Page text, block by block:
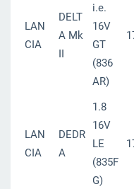
LAN
CIA
DELT
A Mk
II
i.e.
16V
GT
(836
AR)
LAN
CIA
DEDR
A
1.8
16V
LE
(835F
G)